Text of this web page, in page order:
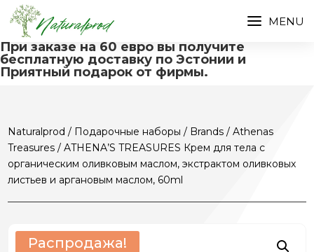
При заказе на 60 евро вы получите
бесплатную доставку по Эстонии и
Приятный подарок от фирмы.
Naturalprod / Подарочные наборы / Brands /Athenas
Treasures / ATHENA’S TREASURES Крем для тела с
органическим оливковым маслом, экстрактом оливковых
листьев и аргановым маслом, 60ml
Распродажа!